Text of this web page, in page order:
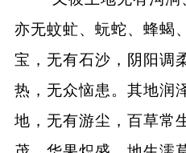
亦无蚊虻、蚖蛇、蜂蝎
宝，无有石沙，阴阳调
热，无众恼患。其地润
地，无有游尘，百草常